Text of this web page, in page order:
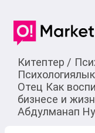
Китептер /
Отец Как
бизнесе и
Абдулманап